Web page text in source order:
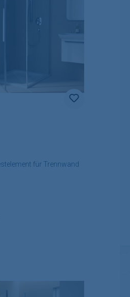
für Trennwand